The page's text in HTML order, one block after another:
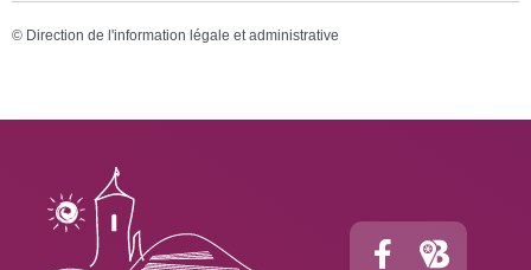
© Direction de l'information légale et administrative